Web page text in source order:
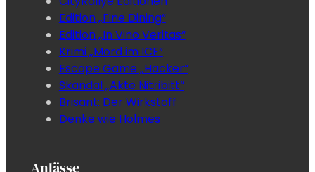
Edition „Fine Dining“
Edition „In Vino Veritas“
Krimi „Mord im ICE“
Escape Game „Hacker“
Skandal „Akte Nitribitt“
Brisant: Der Wirkstoff
Denke wie Holmes
Anlässe